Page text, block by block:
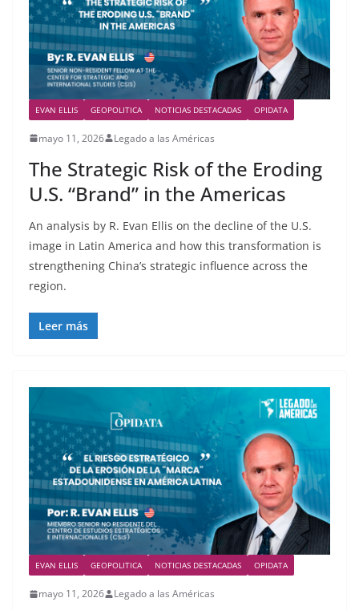
EVAN ELLIS GEOPOLITICA NOTICIAS DESTACADAS OPIDATA
mayo 11, 2026 Legado a las Américas
The Strategic Risk of the Eroding
U.S. “Brand” in the Americas
An analysis by R. Evan Ellis on the decline of the U.S.
image in Latin America and how this transformation is
strengthening China’s strategic influence across the
region.
Leer más
EVAN ELLIS GEOPOLITICA NOTICIAS DESTACADAS OPIDATA
mayo 11, 2026 Legado a las Américas